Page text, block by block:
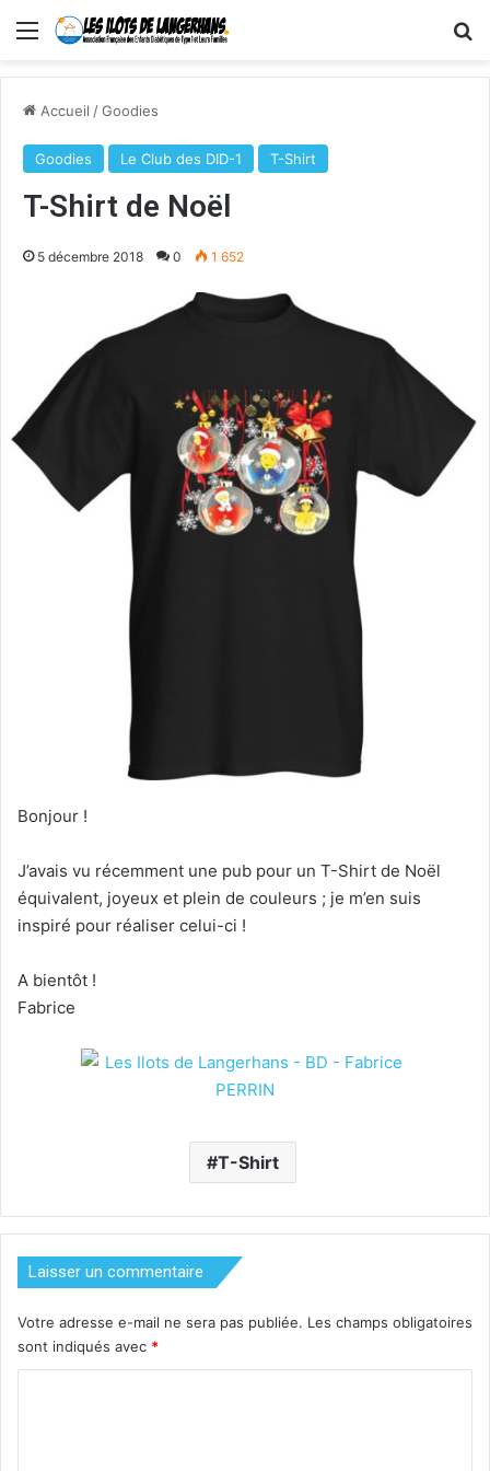
Menu
Accueil /Goodies
Goodies Le Club des DID-1 T-Shirt
T-Shirt de Noël
5 décembre 2018 0 1 652
Bonjour !
J’avais vu récemment une pub pour un T-Shirt de Noël
équivalent, joyeux et plein de couleurs ; je m’en suis
inspiré pour réaliser celui-ci !
A bientôt !
Fabrice
T-Shirt
Laisser un commentaire
Votre adresse e-mail ne sera pas publiée. Les champs obligatoires
sont indiqués avec *